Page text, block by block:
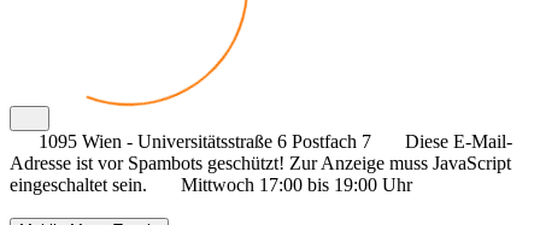
1095 Wien - Universitätsstraße 6 Postfach 7
Diese E-Mail-
Adresse ist vor Spambots geschützt! Zur Anzeige muss JavaScript
eingeschaltet sein.
Mittwoch 17:00 bis 19:00 Uhr